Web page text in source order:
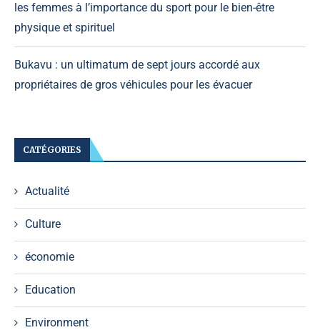
les femmes à l’importance du sport pour le bien-être
physique et spirituel
Bukavu : un ultimatum de sept jours accordé aux
propriétaires de gros véhicules pour les évacuer
CATÉGORIES
Actualité
Culture
économie
Education
Environment